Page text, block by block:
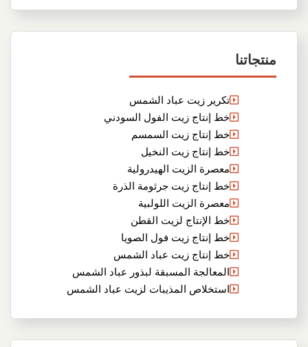
منتجاتنا
تكرير زيت عباد الشمس
خط إنتاج زيت الفول السودني
خط إنتاج زيت السمسم
خط إنتاج زيت النخيل
معصرة الزيت الهيدرولية
خط إنتاج زيت جرثومة الذرة
معصرة الزيت اللولبية
خط الإنتاج لزيت القطن
خط إنتاج زيت فول الصويا
خط إنتاج زيت عباد الشمس
المعالجة المسبقة لبذور عباد الشمس
استخلاص المذيبات لزيت عباد الشمس